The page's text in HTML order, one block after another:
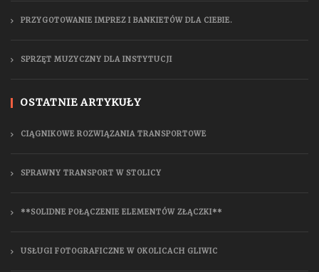
PRZYGOTOWANIE IMPREZ I BANKIETÓW DLA CIEBIE.
SPRZĘT MUZYCZNY DLA INSTYTUCJI
OSTATNIE ARTYKUŁY
CIĄGNIKOWE ROZWIĄZANIA TRANSPORTOWE
SPRAWNY TRANSPORT W STOLICY
**SOLIDNE POŁĄCZENIE ELEMENTÓW ZŁĄCZKI**
USŁUGI FOTOGRAFICZNE W OKOLICACH GLIWIC